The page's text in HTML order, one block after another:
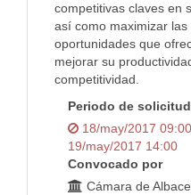
competitivas claves en
así como maximizar las
oportunidades que
mejorar su
competitividad.
Periodo de
18/may/2017
19/may/2017 14:00
Convocado por
Cámara de